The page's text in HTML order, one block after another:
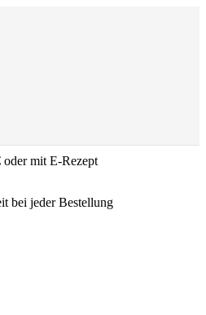
oder mit E-Rezept
bei jeder Bestellung